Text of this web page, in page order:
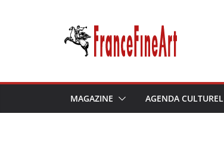
MAGAZINE AGENDA CULTUREL